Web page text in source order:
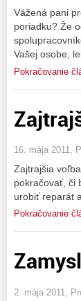
Vážená pani
poriadku? Že
Vašej osobe,
Pokračovanie
16. mája 2011,
Zajtrajšia
pokračovať, či
urobiť reparát
Pokračovanie
2. mája 2011,